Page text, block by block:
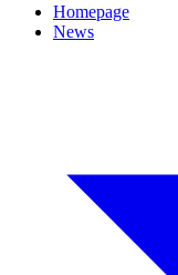
Homepage
News